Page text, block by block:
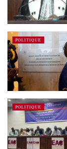
POLITIQUE
POLITIQUE